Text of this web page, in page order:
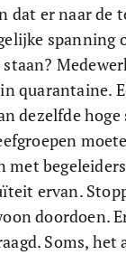
dat er naar de
spanning
quarantaine.
dezelfde
met
ervan.
doordoen.
Soms, het